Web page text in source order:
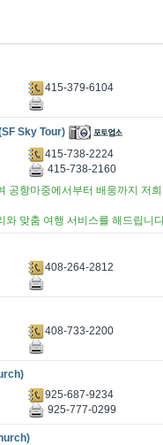
415-379-6104
Sky Tour)
415-738-2224
415-738-2160
공항마중에서부터 배웅까지 저
와 맞춤 여행 서비스를 해드립니
408-264-2812
408-733-2200
925-687-9234
925-777-0299